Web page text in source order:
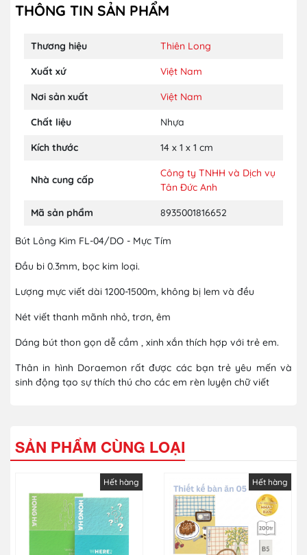
THÔNG TIN SẢN PHẨM
Thương hiệu Thiên Long
Xuất xứ Việt Nam
Nơi sản xuất Việt Nam
Chất liệu Nhựa
Kích thước 14 x 1 x 1 cm
Nhà cung cấp
Công ty TNHH và Dịch vụ
Tân Đức Anh
Mã sản phẩm 8935001816652
Bút Lông Kim FL-04/DO - Mực Tím
Đầu bi 0.3mm, bọc kim loại.
Lượng mực viết dài 1200-1500m, không bị lem và đều
Nét viết thanh mãnh nhỏ, trơn, êm
Dáng bút thon gọn dễ cầm , xinh xắn thích hợp với trẻ em.
Thân in hình Doraemon rất được các bạn trẻ yêu mến và
sinh động tạo sự thích thú cho các em rèn luyện chữ viết
SẢN PHẨM CÙNG LOẠI
Hết hàng Hết hàng